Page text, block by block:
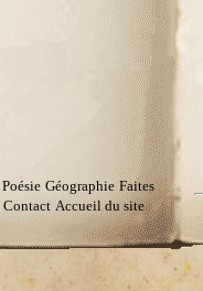
Poésie Géographie Faites
Contact Accueil du site